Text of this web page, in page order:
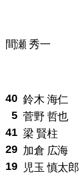
間瀬 秀一
40 鈴木 海仁
5 菅野 哲也
41 梁 賢柱
29 加倉 広海
19
児玉 慎太郎